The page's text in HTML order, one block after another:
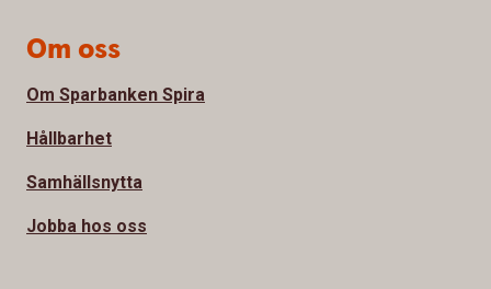
Om oss
Om Sparbanken Spira
Hållbarhet
Samhällsnytta
Jobba hos oss